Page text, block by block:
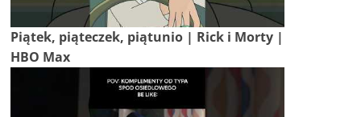
Piątek, piąteczek, piątunio | Rick i Morty |
HBO Max